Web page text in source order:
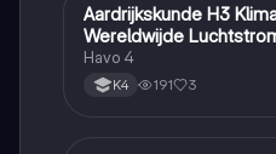
Aardrijkskunde
Aardrijkskunde H3
Wereldwijde
Havo 4
K4 191 3